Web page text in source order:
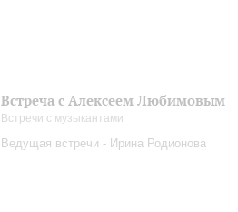
Встреча с Алексеем Любимовым
Встречи с музыкантами
Ведущая встречи - Ирина Родионова